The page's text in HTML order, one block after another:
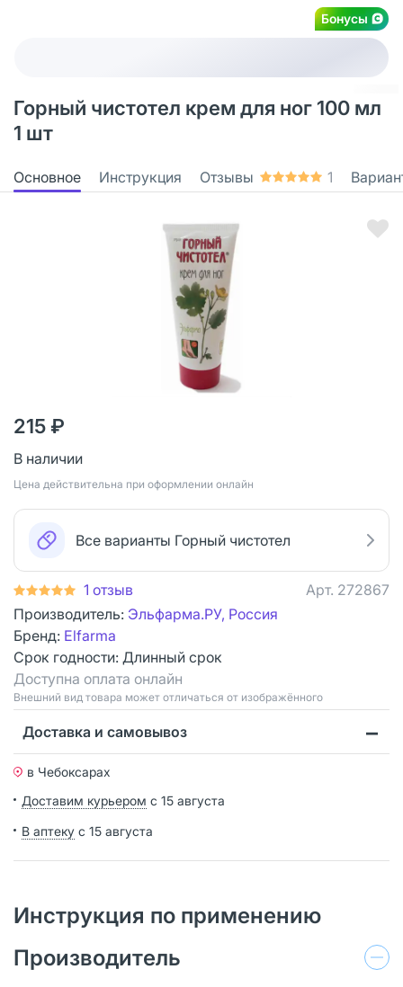
Бонусы
Горный чистотел крем для ног 100 мл
1 шт
Основное Инструкция Отзывы 1
215 ₽
В наличии
Цена действительна при оформлении онлайн
Все варианты Горный чистотел
1 отзыв Арт. 272867
Производитель: Эльфарма.РУ, Россия
Бренд: Elfarma
Срок годности: Длинный срок
Доступна оплата онлайн
Bнешний вид товара может отличаться от изображённого
Доставка и самовывоз
в Чебоксарах
Доставим курьером с 15 августа
В аптеку с 15 августа
Инструкция по применению
Производитель